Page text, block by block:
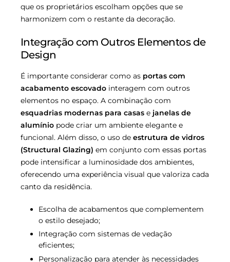
que os proprietários escolham opções que se
harmonizem com o restante da decoração.
Integração com Outros Elementos de
Design
É importante considerar como as portas com
acabamento escovado interagem com outros
elementos no espaço. A combinação com
esquadrias modernas para casas e janelas de
alumínio pode criar um ambiente elegante e
funcional. Além disso, o uso de estrutura de vidros
(Structural Glazing) em conjunto com essas portas
pode intensificar a luminosidade dos ambientes,
oferecendo uma experiência visual que valoriza cada
canto da residência.
Escolha de acabamentos que complementem
o estilo desejado;
Integração com sistemas de vedação
eficientes;
Personalização para atender às necessidades